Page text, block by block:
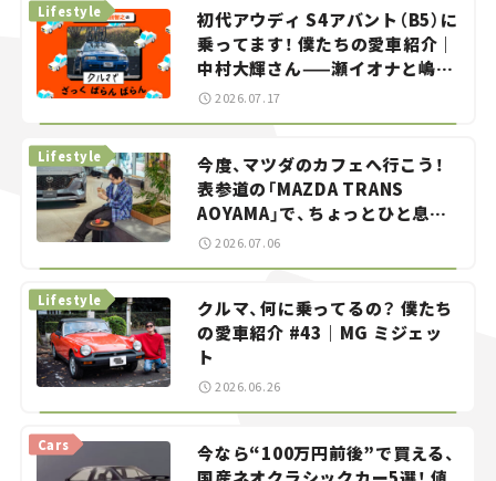
初代アウディ S4アバント（B5）に
乗ってます！ 僕たちの愛車紹介｜
中村大輝さん——瀬イオナと嶋田
智之の「クルマでざっくばらんば
Lifestyle
2026.07.17
今度、マツダのカフェへ行こう！
表参道の「MAZDA TRANS
AOYAMA」で、ちょっとひと息。
——連載｜CCGとクルマでどうす
Lifestyle
2026.07.06
クルマ、何に乗ってるの？ 僕たち
の愛車紹介 #43｜MG ミジェッ
ト
Lifestyle
2026.06.26
今なら“100万円前後”で買える、
Cars